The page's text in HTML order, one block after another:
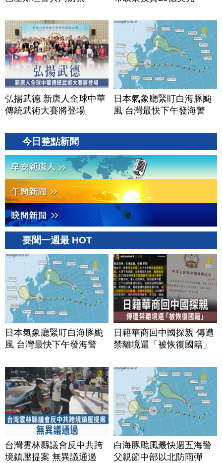
弘揚武德 新唐人全球中華
傳統武術大賽將登場
日本氣象廳緊盯白海豚颱
風 台灣最快下午發海警
今日整點新聞
要聞一週最 HOT
日本氣象廳緊盯白海豚颱
風 台灣最快下午發海警
日籍華商回中國探親 傳遭
禁離境還「被恢復國籍」
台灣雲林縣議會反中共跨
境鎮壓提案 無異議通過
白海豚颱風最快週五海警
父親節中部以北防雨彈